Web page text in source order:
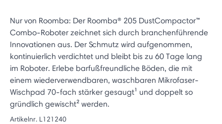
Nur von Roomba: Der Roomba® 205 DustCompactor™
Combo-Roboter zeichnet sich durch branchenführende
Innovationen aus. Der Schmutz wird aufgenommen,
kontinuierlich verdichtet und bleibt bis zu 60 Tage lang
im Roboter. Erlebe barfußfreundliche Böden, die mit
einem wiederverwendbaren, waschbaren Mikrofaser-
Wischpad 70-fach stärker gesaugt¹ und doppelt so
gründlich gewischt² werden.
Artikelnr. L121240